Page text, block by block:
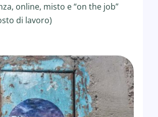
online, misto e “on the job”
di lavoro)